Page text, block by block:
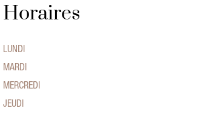
Horaires
LUNDI
MARDI
MERCREDI
JEUDI